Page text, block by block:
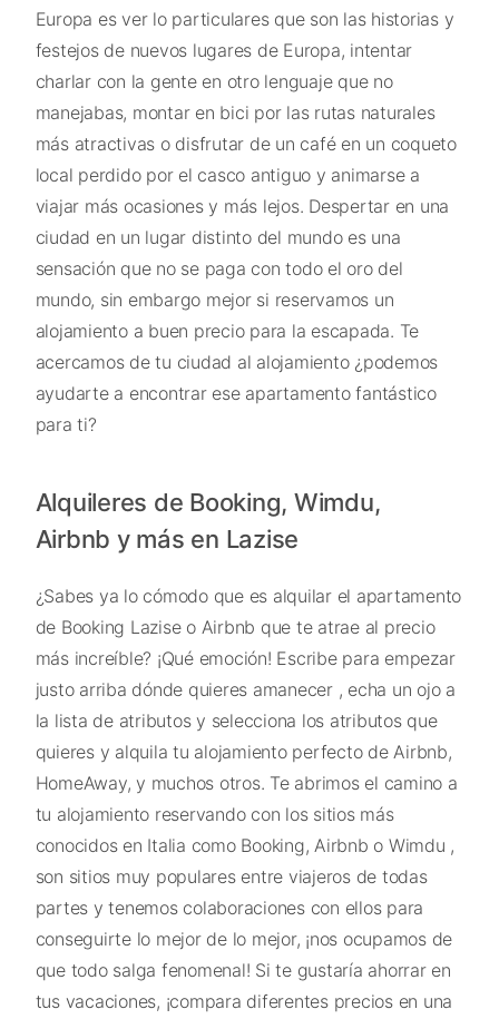
Europa es ver lo particulares que son las historias y
festejos de nuevos lugares de Europa, intentar
charlar con la gente en otro lenguaje que no
manejabas, montar en bici por las rutas naturales
más atractivas o disfrutar de un café en un coqueto
local perdido por el casco antiguo y animarse a
viajar más ocasiones y más lejos. Despertar en una
ciudad en un lugar distinto del mundo es una
sensación que no se paga con todo el oro del
mundo, sin embargo mejor si reservamos un
alojamiento a buen precio para la escapada. Te
acercamos de tu ciudad al alojamiento ¿podemos
ayudarte a encontrar ese apartamento fantástico
para ti?
Alquileres de Booking, Wimdu,
Airbnb y más en Lazise
¿Sabes ya lo cómodo que es alquilar el apartamento
de Booking Lazise o Airbnb que te atrae al precio
más increíble? ¡Qué emoción! Escribe para empezar
justo arriba dónde quieres amanecer , echa un ojo a
la lista de atributos y selecciona los atributos que
quieres y alquila tu alojamiento perfecto de Airbnb,
HomeAway, y muchos otros. Te abrimos el camino a
tu alojamiento reservando con los sitios más
conocidos en Italia como Booking, Airbnb o Wimdu ,
son sitios muy populares entre viajeros de todas
partes y tenemos colaboraciones con ellos para
conseguirte lo mejor de lo mejor, ¡nos ocupamos de
que todo salga fenomenal! Si te gustaría ahorrar en
tus vacaciones, ¡compara diferentes precios en una